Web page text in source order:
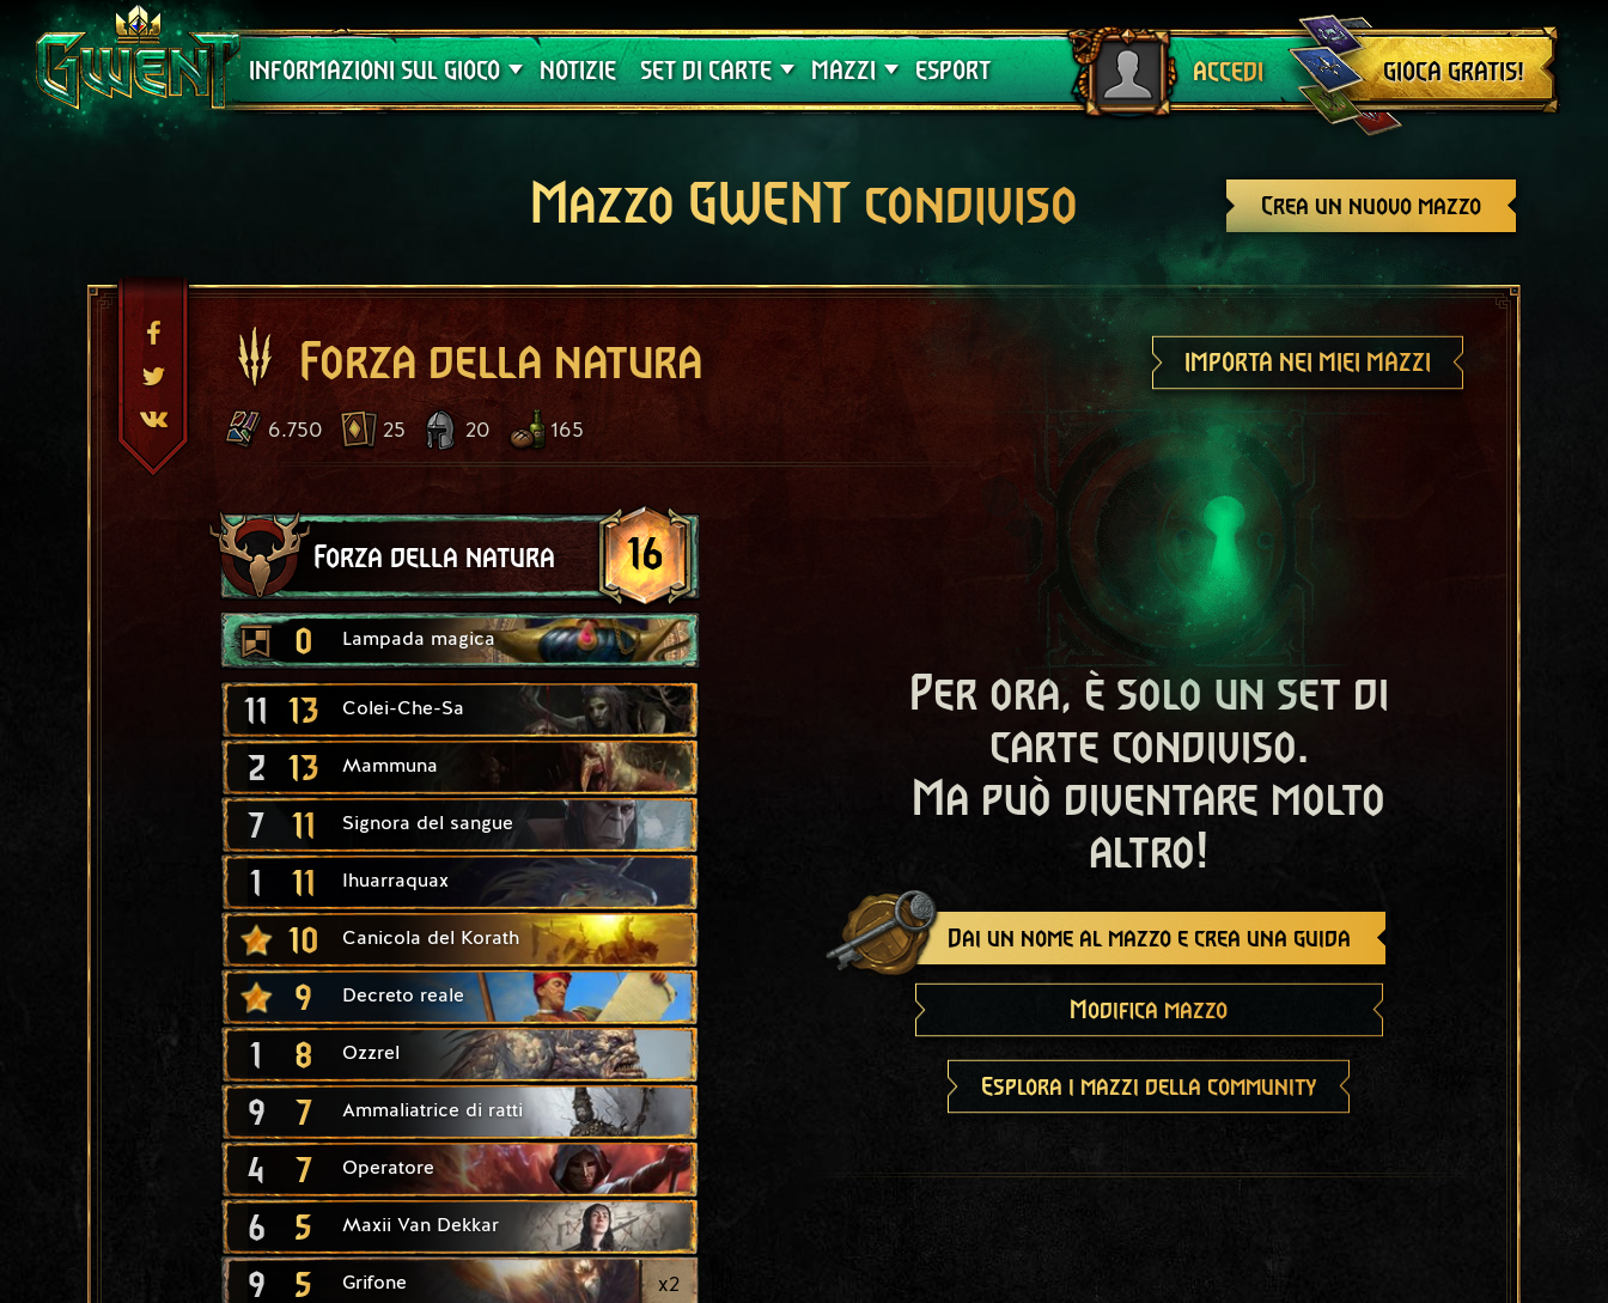
INFORMAZIONI SUL GIOCO
Assistenza
NOTIZIE SET DI CARTE
Crimson Curse
MAZZI
Guide
ESPORT ACCEDI
Esci
GIOCA GRATIS!
Crea un nuovo mazzo
Mazzo GWENT condiviso
Forza della natura IMPORTA NEI MIEI MAZZI
6.750 25 20 165
Forza della natura 16
0 Lampada magica
11 13 Colei-Che-Sa
2 13 Mammuna
7 11 Signora del sangue
1 11 Ihuarraquax
10 Canicola del Korath
9 Decreto reale
1 8 Ozzrel
9 7 Ammaliatrice di ratti
4 7 Operatore
6 5 Maxii Van Dekkar
9 5 Grifone x2
Per ora, è solo un set di
carte condiviso.
Ma può diventare molto
altro!
Dai un nome al mazzo e crea una guida
Modifica mazzo
Esplora i mazzi della community